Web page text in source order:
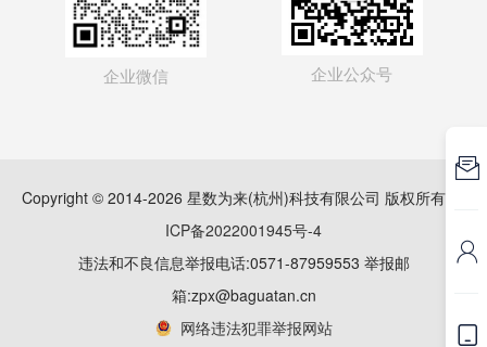
企业微信 企业公众号
Copyright © 2014-2026 星数为来(杭州)科技有限公司 版权所有
ICP备2022001945号-4
违法和不良信息举报电话:0571-87959553 举报邮
箱:zpx@baguatan.cn
网络违法犯罪举报网站


